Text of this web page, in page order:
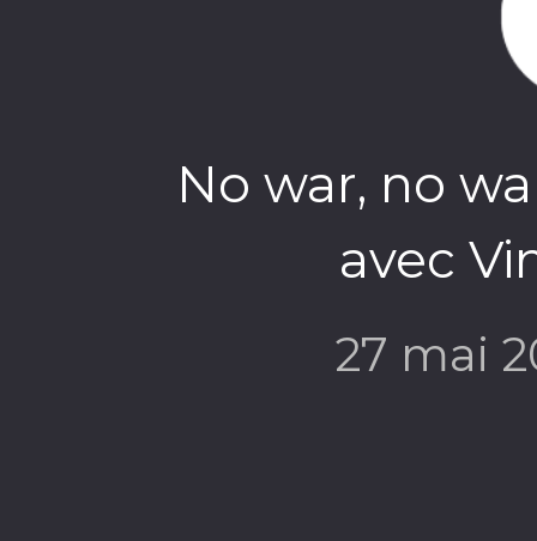
No war, no
avec
27 mai